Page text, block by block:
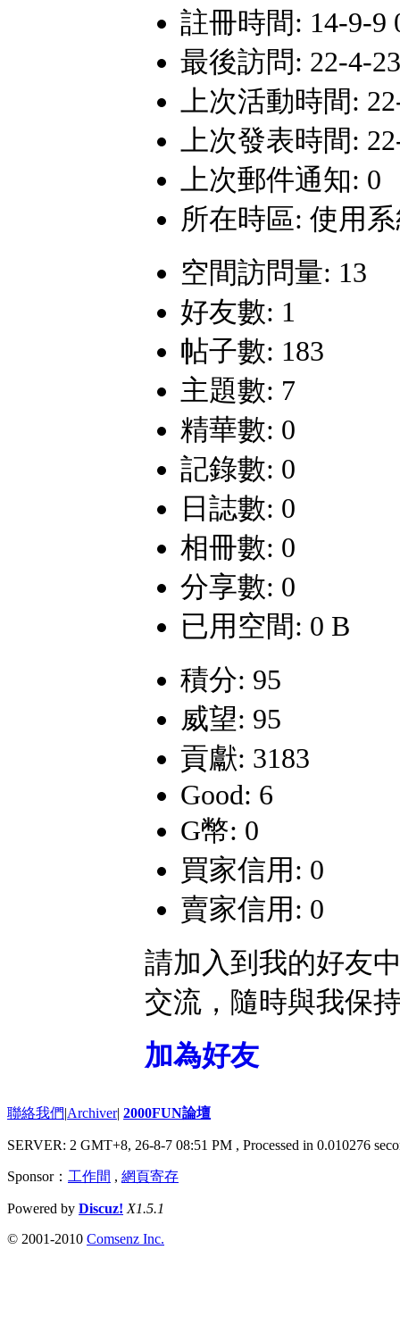
註冊時間: 14-9-9
最後訪問: 22-4-
上次活動時間:
上次發表時間:
上次郵件通知: 0
所在時區: 使用
空間訪問量: 13
好友數: 1
帖子數: 183
主題數: 7
精華數: 0
記錄數: 0
日誌數: 0
相冊數: 0
分享數: 0
已用空間: 0 B
積分: 95
威望: 95
貢獻: 3183
Good: 6
G幣: 0
買家信用: 0
賣家信用: 0
請加入到我的好友
交流，隨時與我保
加為好友
聯絡我們|Archiver| 2000FUN論壇
SERVER: 2 GMT+8, 26-8-7 08:51 PM , Processed in 0.010276
Sponsor： 工作間 , 網頁寄存
Powered by Discuz! X1.5.1
© 2001-2010 Comsenz Inc.